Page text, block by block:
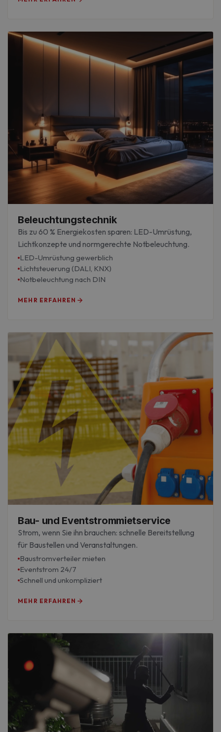
Beleuchtungstechnik
Bis zu 60 % Energiekosten sparen: LED-Umrüstung,
Lichtkonzepte und normgerechte Notbeleuchtung.
LED-Umrüstung gewerblich
Lichtsteuerung (DALI, KNX)
Notbeleuchtung nach DIN
MEHR ERFAHREN
Bau- und Eventstrommietservice
Strom, wenn Sie ihn brauchen: schnelle Bereitstellung
für Baustellen und Veranstaltungen.
Baustromverteiler mieten
Eventstrom 24/7
Schnell und unkompliziert
MEHR ERFAHREN